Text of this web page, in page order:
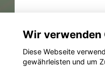
Wir verwenden
Diese Webseite
gewährleisten und um